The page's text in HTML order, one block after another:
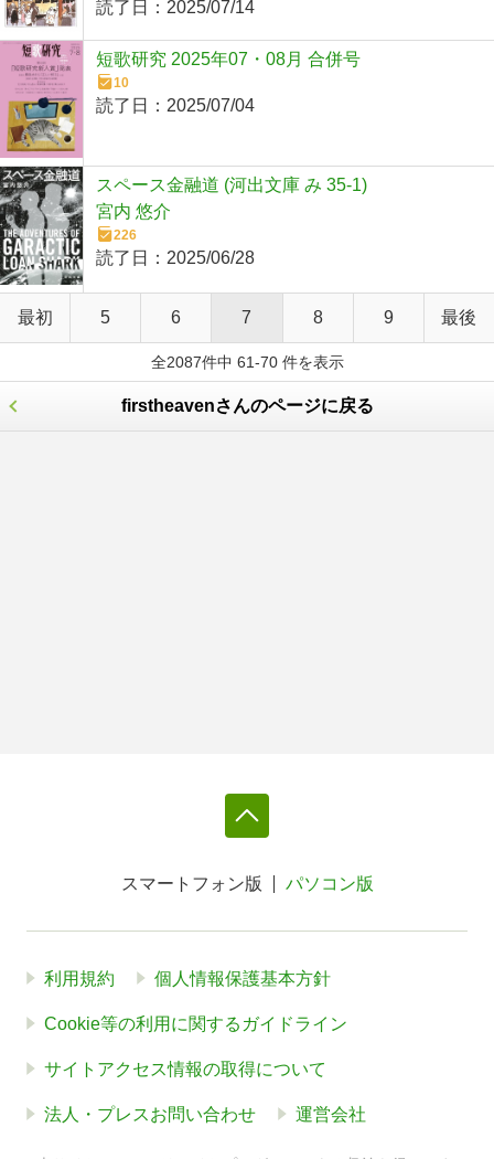
読了日： 2025/07/14
短歌研究 2025年07・08月 合併号
10
読了日： 2025/07/04
スペース金融道 (河出文庫 み 35-1)
宮内 悠介
226
読了日： 2025/06/28
最初 5 6 7 8 9 最後
全2087件中 61-70 件を表示
firstheavenさんのページに戻る
スマートフォン版 パソコン版
利用規約 個人情報保護基本方針
Cookie等の利用に関するガイドライン
サイトアクセス情報の取得について
法人・プレスお問い合わせ 運営会社